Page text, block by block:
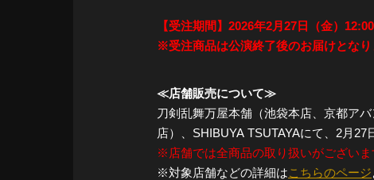
【受注期間】2026年2月27日（金）
※受注商品は公演終了後のお届けとなり
≪店舗販売について≫
刀剣乱舞万屋本舗（池袋本店、京都ア
店）、SHIBUYA TSUTAYAにて、2月27
※店舗では全商品の取り扱いがございま
※対象店舗などの詳細はこちらのページ